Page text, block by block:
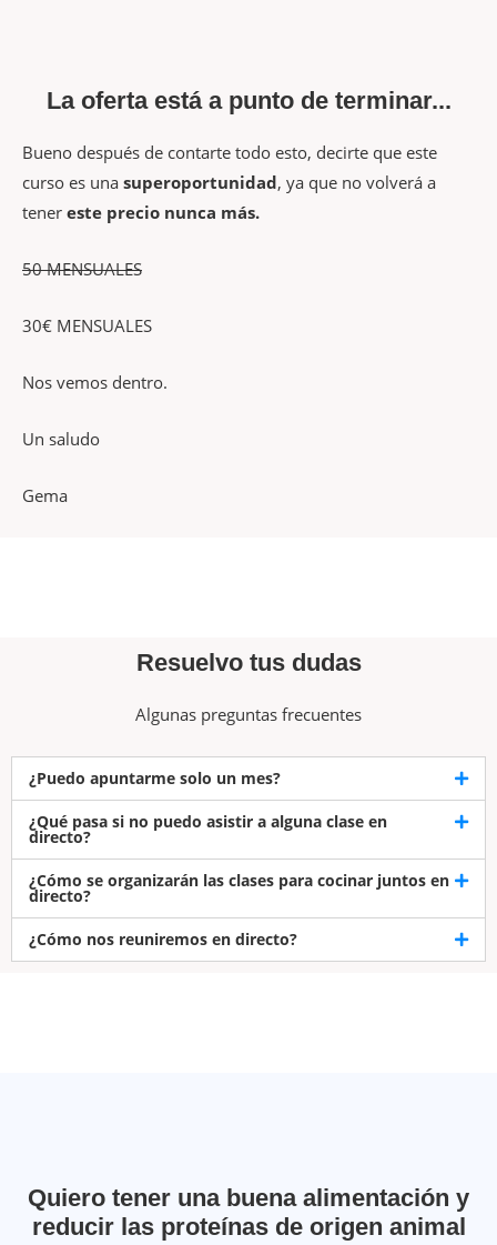
La oferta está a punto de terminar...
Bueno después de contarte todo esto, decirte que este
curso es una superoportunidad, ya que no volverá a
tener este precio nunca más.
50 MENSUALES
30€ MENSUALES
Nos vemos dentro.
Un saludo
Gema
Resuelvo tus dudas
Algunas preguntas frecuentes
¿Puedo apuntarme solo un mes?
¿Qué pasa si no puedo asistir a alguna clase en
directo?
¿Cómo se organizarán las clases para cocinar juntos en
directo?
¿Cómo nos reuniremos en directo?
Quiero tener una buena alimentación y
reducir las proteínas de origen animal